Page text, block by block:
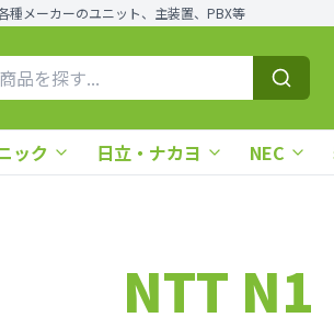
種メーカーのユニット、主装置、PBX等
ック 日立・ナカヨ NEC
NTT N1